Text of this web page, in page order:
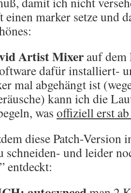
marker setze und
Artist Mixer auf dem
dafür installiert-
mal abgehängt ist
kann ich die
was offiziell erst
diese Patch-Version
schneiden- und leider
entdeckt: